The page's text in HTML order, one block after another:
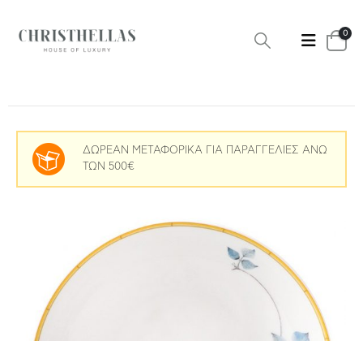
0
ΔΩΡΕΑΝ ΜΕΤΑΦΟΡΙΚΑ ΓΙΑ ΠΑΡΑΓΓΕΛΙΕΣ ΑΝΩ
ΤΩΝ 500€